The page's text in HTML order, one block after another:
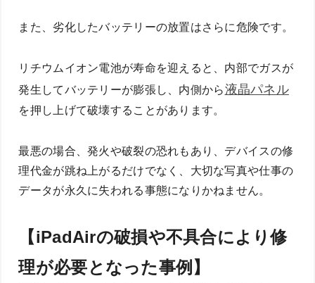
また、劣化したバッテリーの放置はさらに危険です。
リチウムイオン電池が寿命を迎えると、内部でガスが
発生してバッテリーが膨張し、内側から液晶パネル
を押し上げて破壊することがあります。
最悪の場合、発火や破裂の恐れもあり、デバイスの修
理代金が跳ね上がるだけでなく、大切な写真や仕事の
データが永久に失われる事態になりかねません。
【iPadAirの破損や不具合により修
理が必要となった事例】